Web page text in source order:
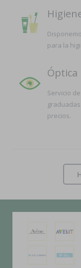
para la
Óptica
Servicio
precios.